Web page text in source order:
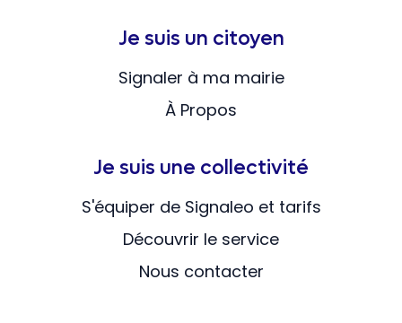
Je suis un citoyen
Signaler à ma mairie
À Propos
Je suis une collectivité
S'équiper de Signaleo et tarifs
Découvrir le service
Nous contacter